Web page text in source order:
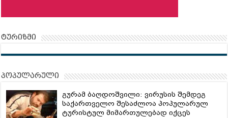
ტურიზმი
პოპულარული
გურამ ბაღდოშვილი: ვირუსის შემდეგ
საქართველო შესაძლოა პოპულარულ
ტურისტულ მიმართულებად იქცეს